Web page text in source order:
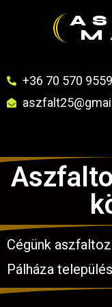
+36 70 570 9559
Cégünk
Pálháza